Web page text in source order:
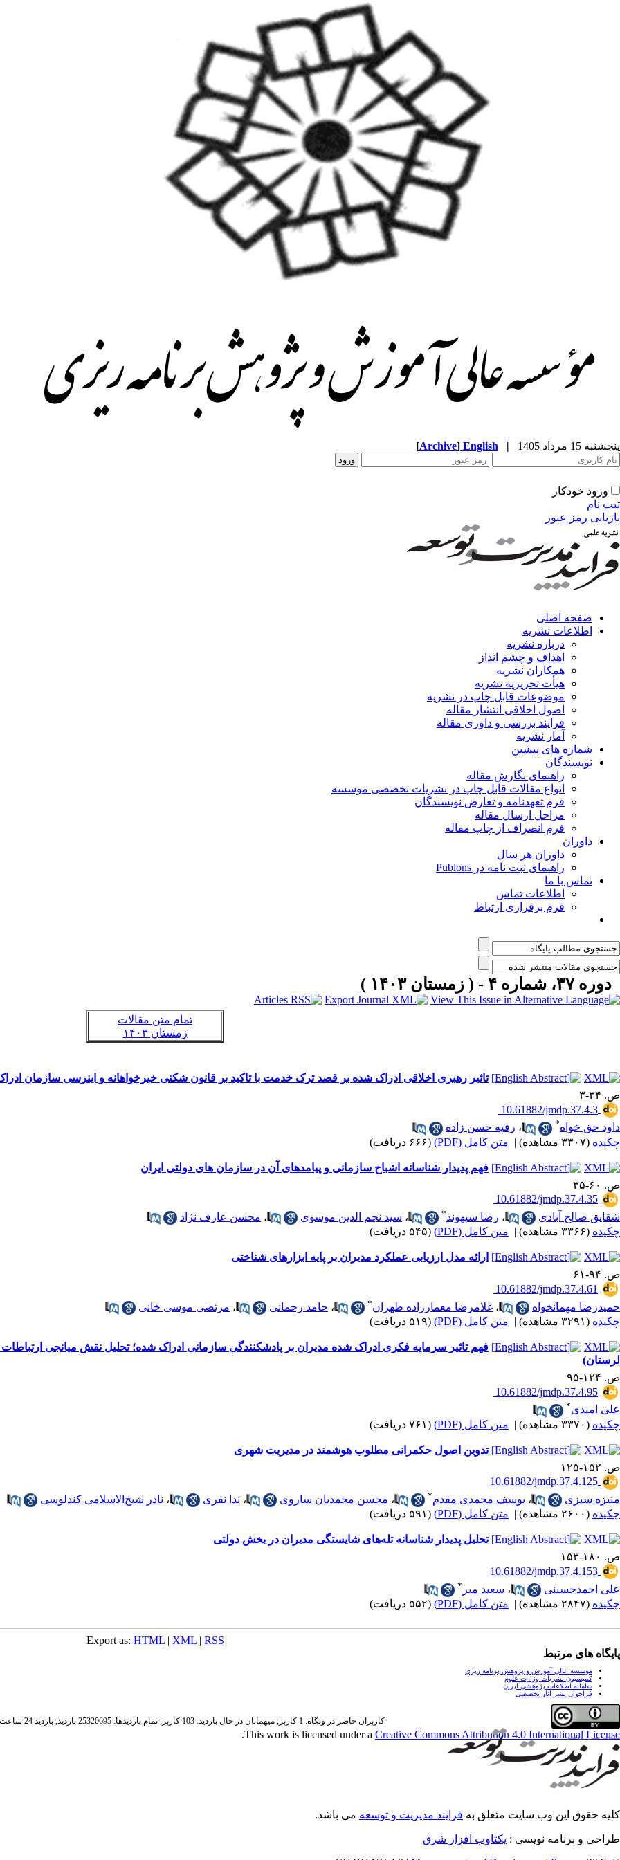
پنجشنبه 15 مرداد 1405 |
English
[Archive]
ورود خودکار
ثبت نام
بازیابی رمز عبور
صفحه اصلی
اطلاعات نشریه
درباره نشریه
اهداف و چشم انداز
همکاران نشریه
هیأت تحریریه نشریه
موضوعات قابل چاپ در نشریه
اصول اخلاقی انتشار مقاله
فرایند بررسی و داوری مقاله
آمار نشریه
شماره های پیشین
نویسندگان
راهنمای نگارش مقاله
انواع مقالات قابل چاپ در نشریات تخصصی موسسه
فرم تعهدنامه و تعارض نویسندگان
مراحل ارسال مقاله
فرم انصراف از چاپ مقاله
داوران
داوران هر سال
راهنمای ثبت نامه در Publons
تماس با ما
اطلاعات تماس
فرم برقراری ارتباط
دوره ۳۷، شماره ۴ - ( زمستان ۱۴۰۳ )
تمام متن مقالات
زمستان ۱۴۰۳
تاثیر رهبری اخلاقی ادراک شده بر قصد ترک خدمت با تاکید بر قانون شکنی خیرخواهانه و اینرسی سازمان
ص. ۳۴-۳
‎ 10.61882/jmdp.37.4.3
داود حق خواه* ، رقیه حسن زاده
چکیده (۳۳۰۷ مشاهده) | متن کامل (PDF) (۶۶۶ دریافت)
فهم پدیدار شناسانه اشباح سازمانی و پیامدهای آن در سازمان های دولتی ایران
ص. ۶۰-۳۵
‎ 10.61882/jmdp.37.4.35
شقایق صالح آبادی
، رضا سپهوند* ، سید نجم الدین موسوی ، محسن عارف نژاد
چکیده (۳۳۶۶ مشاهده) | متن کامل (PDF) (۵۴۵ دریافت)
ارائه مدل ارزیابی عملکرد مدیران بر پایه ابزار‌های شناختی
ص. ۹۴-۶۱
‎ 10.61882/jmdp.37.4.61
حمیدرضا مهمانخواه
، غلامرضا معمارزاده طهران* ، حامد رحمانی ، مرتضی موسی خانی
چکیده (۳۲۹۱ مشاهده) | متن کامل (PDF) (۵۱۹ دریافت)
فهم تاثیر سرمایه فکری ادراک شده مدیران بر پادشکنندگی سازمانی ادراک شده؛ تحلیل نقش میانجی
لرستان)
ص. ۱۲۴-۹۵
‎ 10.61882/jmdp.37.4.95
علی امیدی*
چکیده (۳۳۷۰ مشاهده) | متن کامل (PDF) (۷۶۱ دریافت)
تدوین اصول حکمرانی مطلوب هوشمند در مدیریت شهری
ص. ۱۵۲-۱۲۵
‎ 10.61882/jmdp.37.4.125
منیژه سبزی
، یوسف محمدی مقدم* ، محسن محمدیان ساروی ، ندا نفری ، نادر شیخ‌الاسلامی کندلوسی
چکیده (۲۶۰۰ مشاهده) | متن کامل (PDF) (۵۹۱ دریافت)
تحلیل پدیدار شناسانه تله‌های شایستگی مدیران در بخش دولتی
ص. ۱۸۰-۱۵۳
‎ 10.61882/jmdp.37.4.153
علی احمدحسینی
، سعید میر *
چکیده (۲۸۴۷ مشاهده) | متن کامل (PDF) (۵۵۲ دریافت)
Export as: HTML| XML| RSS
پایگاه های مرتبط
موسسه عالی آموزش و پژوهش برنامه ریزی
کمیسیون نشریات وزارت علوم
سامانه اطلاعات پژوهشی ایران
فراخوان نشر آثار تخصصی
This work is licensed under a Creative Commons Attribution 4.0 International License
.
کاربران حاضر در وبگاه: 1 کاربر; میهمانان در حال بازدید: 103 کاربر; تمام بازدید‌ها: 25320695 بازدید; بازدید 24 ساعت قبل: 3807 بازدید
کلیه حقوق این وب سایت متعلق به فرایند مدیریت و توسعه می باشد.
طراحی و برنامه نویسی : یکتاوب افزار شرق